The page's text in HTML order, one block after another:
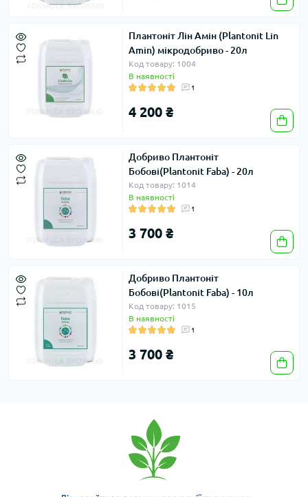
Плантоніт Лін Амін (Plantonit Lin
Amin) мікродобриво - 20л
Код товару: 1004
В наявності
1
4 200 ₴
Добриво Плантоніт
Бобові(Plantonit Faba) - 20л
Код товару: 1014
В наявності
1
3 700 ₴
Добриво Плантоніт
Бобові(Plantonit Faba) - 10л
Код товару: 1015
В наявності
1
3 700 ₴